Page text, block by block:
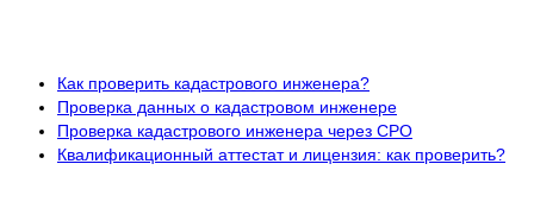
Как проверить кадастрового инженера?
Проверка данных о кадастровом инженере
Проверка кадастрового инженера через СРО
Квалификационный аттестат и лицензия: как проверить?